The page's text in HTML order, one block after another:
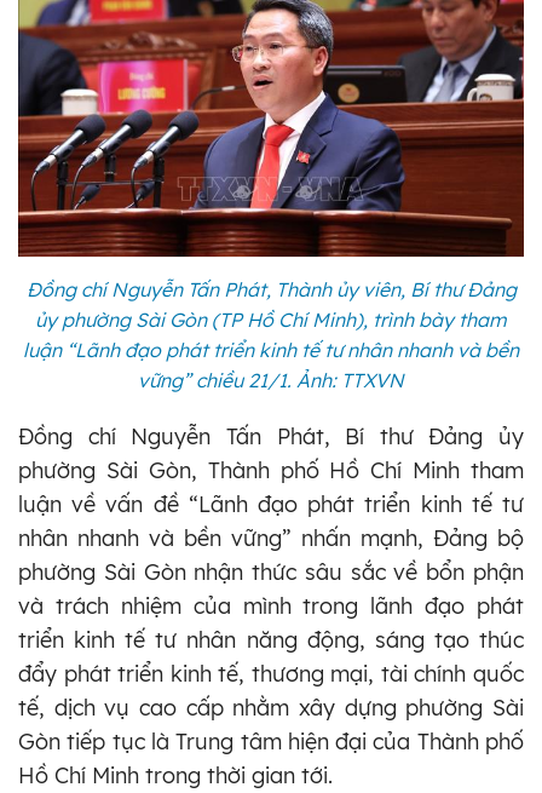
Đồng chí Nguyễn Tấn Phát, Thành ủy viên, Bí thư Đảng
ủy phường Sài Gòn (TP Hồ Chí Minh), trình bày tham
luận “Lãnh đạo phát triển kinh tế tư nhân nhanh và bền
vững” chiều 21/1. Ảnh: TTXVN
Đồng chí Nguyễn Tấn Phát, Bí thư Đảng ủy
phường Sài Gòn, Thành phố Hồ Chí Minh tham
luận về vấn đề “Lãnh đạo phát triển kinh tế tư
nhân nhanh và bền vững” nhấn mạnh, Đảng bộ
phường Sài Gòn nhận thức sâu sắc về bổn phận
và trách nhiệm của mình trong lãnh đạo phát
triển kinh tế tư nhân năng động, sáng tạo thúc
đẩy phát triển kinh tế, thương mại, tài chính quốc
tế, dịch vụ cao cấp nhằm xây dựng phường Sài
Gòn tiếp tục là Trung tâm hiện đại của Thành phố
Hồ Chí Minh trong thời gian tới.